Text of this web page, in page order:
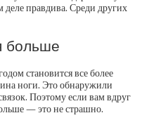
правдива. Среди других
больше
становится все более
ноги. Это обнаружили
Поэтому если вам вдруг
— это не страшно.